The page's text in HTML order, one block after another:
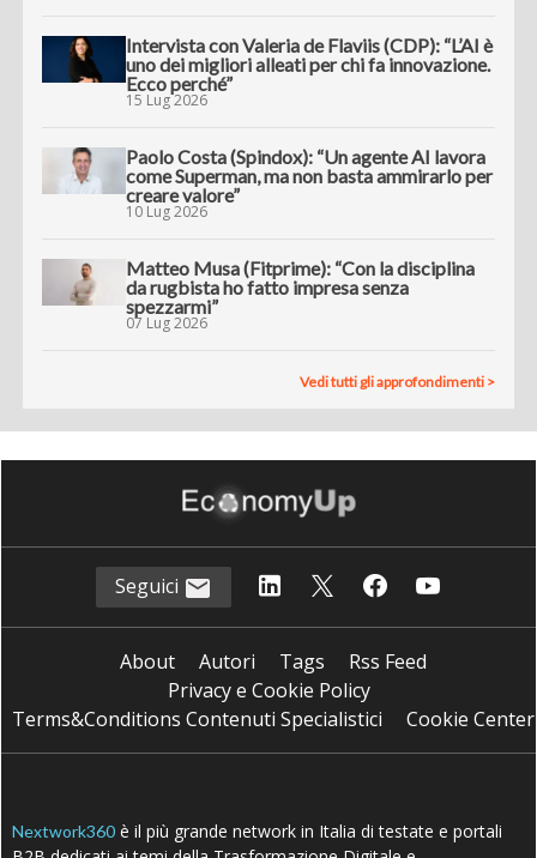
Intervista con Valeria de Flaviis (CDP): “L’AI è
uno dei migliori alleati per chi fa innovazione.
Ecco perché”
15 Lug 2026
Paolo Costa (Spindox): “Un agente AI lavora
come Superman, ma non basta ammirarlo per
creare valore”
10 Lug 2026
Matteo Musa (Fitprime): “Con la disciplina
da rugbista ho fatto impresa senza
spezzarmi”
07 Lug 2026
Vedi tutti gli approfondimenti >
Seguici
About Autori Tags
Rss Feed
Privacy e Cookie Policy
Terms&Conditions Contenuti Specialistici
Cookie Center
Nextwork360 è il più grande network in Italia di testate e portali